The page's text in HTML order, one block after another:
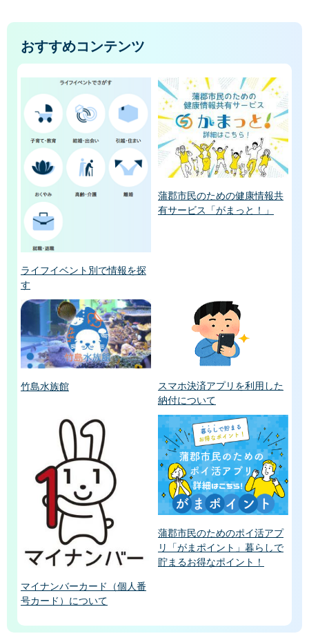
おすすめコンテンツ
ライフイベント別で情報を探
す
蒲郡市民のための健康情報共
有サービス「がまっと！」
竹島水族館
スマホ決済アプリを利用した
納付について
マイナンバーカード（個人番
号カード）について
蒲郡市民のためのポイ活アプ
リ「がまポイント」暮らしで
貯まるお得なポイント！